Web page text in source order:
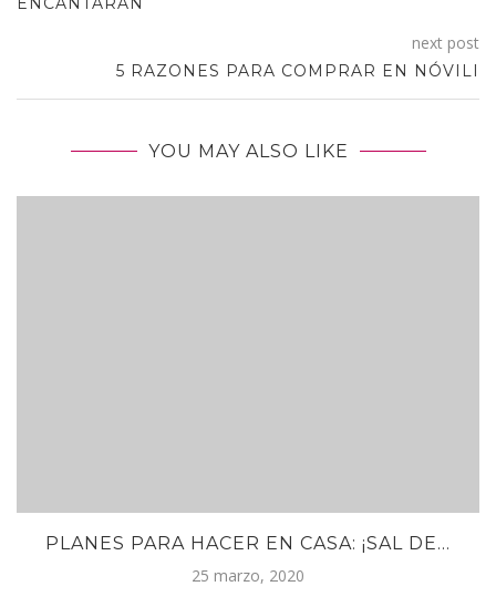
next post
5 RAZONES PARA COMPRAR EN NÓVILI
YOU MAY ALSO LIKE
PLANES PARA HACER EN CASA: ¡SAL DE...
25 marzo, 2020